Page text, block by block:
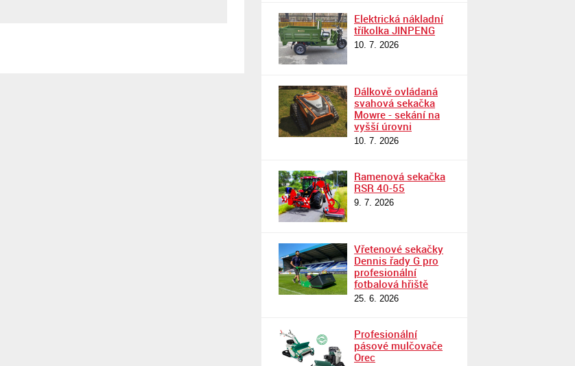
Elektrická nákladní
tříkolka JINPENG
10. 7. 2026
Dálkově ovládaná
svahová sekačka
Mowre - sekání na
vyšší úrovni
10. 7. 2026
Ramenová sekačka
RSR 40-55
9. 7. 2026
Vřetenové sekačky
Dennis řady G pro
profesionální
fotbalová hřiště
25. 6. 2026
Profesionální
pásové mulčovače
Orec